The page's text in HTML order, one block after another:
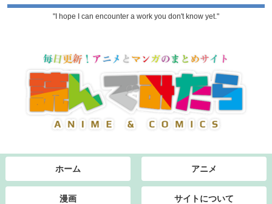
"I hope I can encounter a work you don't know yet."
ホーム アニメ
漫画 サイトについて